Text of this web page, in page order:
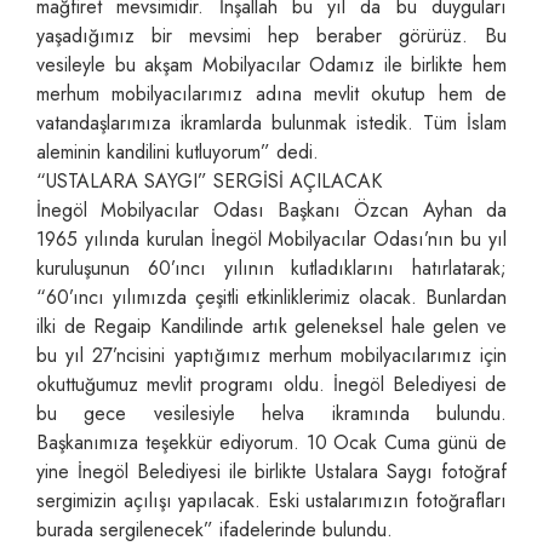
mağfiret mevsimidir. İnşallah bu yıl da bu duyguları
yaşadığımız bir mevsimi hep beraber görürüz. Bu
vesileyle bu akşam Mobilyacılar Odamız ile birlikte hem
merhum mobilyacılarımız adına mevlit okutup hem de
vatandaşlarımıza ikramlarda bulunmak istedik. Tüm İslam
aleminin kandilini kutluyorum” dedi.
“USTALARA SAYGI” SERGİSİ AÇILACAK
İnegöl Mobilyacılar Odası Başkanı Özcan Ayhan da
1965 yılında kurulan İnegöl Mobilyacılar Odası’nın bu yıl
kuruluşunun 60’ıncı yılının kutladıklarını hatırlatarak;
“60’ıncı yılımızda çeşitli etkinliklerimiz olacak. Bunlardan
ilki de Regaip Kandilinde artık geleneksel hale gelen ve
bu yıl 27’ncisini yaptığımız merhum mobilyacılarımız için
okuttuğumuz mevlit programı oldu. İnegöl Belediyesi de
bu gece vesilesiyle helva ikramında bulundu.
Başkanımıza teşekkür ediyorum. 10 Ocak Cuma günü de
yine İnegöl Belediyesi ile birlikte Ustalara Saygı fotoğraf
sergimizin açılışı yapılacak. Eski ustalarımızın fotoğrafları
burada sergilenecek” ifadelerinde bulundu.